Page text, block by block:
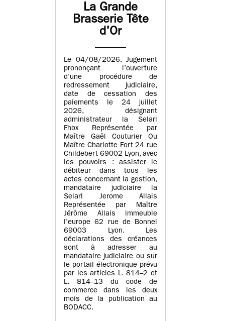
La Grande
Brasserie Tête
d'Or
Le 04/08/2026. Jugement
prononçant l’ouverture
d’une procédure de
redressement judiciaire,
date de cessation des
paiements le 24 juillet
2026, désignant
administrateur la Selarl
Fhbx Représentée par
Maître Gaël Couturier Ou
Maître Charlotte Fort 24 rue
Childebert 69002 Lyon, avec
les pouvoirs : assister le
débiteur dans tous les
actes concernant la gestion,
mandataire judiciaire la
Selarl Jerome Allais
Représentée par Maître
Jérôme Allais immeuble
l’europe 62 rue de Bonnel
69003 Lyon. Les
déclarations des créances
sont à adresser au
mandataire judiciaire ou sur
le portail électronique prévu
par les articles L. 814–2 et
L. 814–13 du code de
commerce dans les deux
mois de la publication au
BODACC.